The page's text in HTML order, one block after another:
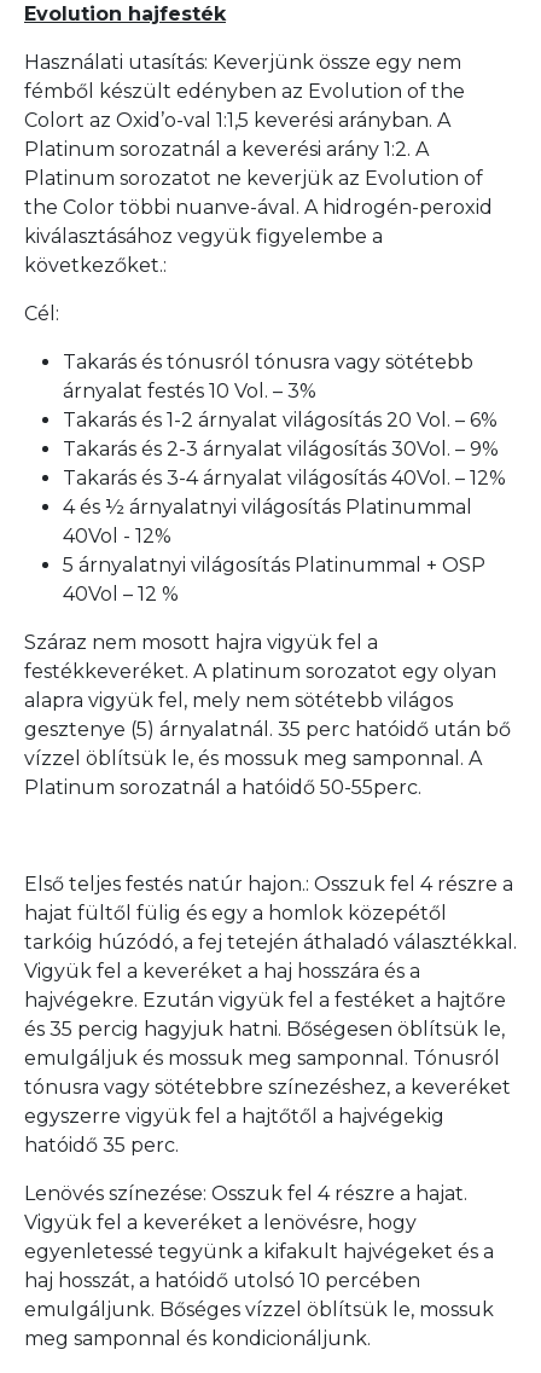
Evolution hajfesték
Használati utasítás: Keverjünk össze egy nem
fémből készült edényben az Evolution of the
Colort az Oxid’o-val 1:1,5 keverési arányban. A
Platinum sorozatnál a keverési arány 1:2. A
Platinum sorozatot ne keverjük az Evolution of
the Color többi nuanve-ával. A hidrogén-peroxid
kiválasztásához vegyük figyelembe a
következőket.:
Cél:
Takarás és tónusról tónusra vagy sötétebb
árnyalat festés 10 Vol. – 3%
Takarás és 1-2 árnyalat világosítás 20 Vol. – 6%
Takarás és 2-3 árnyalat világosítás 30Vol. – 9%
Takarás és 3-4 árnyalat világosítás 40Vol. – 12%
4 és ½ árnyalatnyi világosítás Platinummal
40Vol - 12%
5 árnyalatnyi világosítás Platinummal + OSP
40Vol – 12 %
Száraz nem mosott hajra vigyük fel a
festékkeveréket. A platinum sorozatot egy olyan
alapra vigyük fel, mely nem sötétebb világos
gesztenye (5) árnyalatnál. 35 perc hatóidő után bő
vízzel öblítsük le, és mossuk meg samponnal. A
Platinum sorozatnál a hatóidő 50-55perc.
Első teljes festés natúr hajon.: Osszuk fel 4 részre a
hajat fültől fülig és egy a homlok közepétől
tarkóig húzódó, a fej tetején áthaladó választékkal.
Vigyük fel a keveréket a haj hosszára és a
hajvégekre. Ezután vigyük fel a festéket a hajtőre
és 35 percig hagyjuk hatni. Bőségesen öblítsük le,
emulgáljuk és mossuk meg samponnal. Tónusról
tónusra vagy sötétebbre színezéshez, a keveréket
egyszerre vigyük fel a hajtőtől a hajvégekig
hatóidő 35 perc.
Lenövés színezése: Osszuk fel 4 részre a hajat.
Vigyük fel a keveréket a lenövésre, hogy
egyenletessé tegyünk a kifakult hajvégeket és a
haj hosszát, a hatóidő utolsó 10 percében
emulgáljunk. Bőséges vízzel öblítsük le, mossuk
meg samponnal és kondicionáljunk.